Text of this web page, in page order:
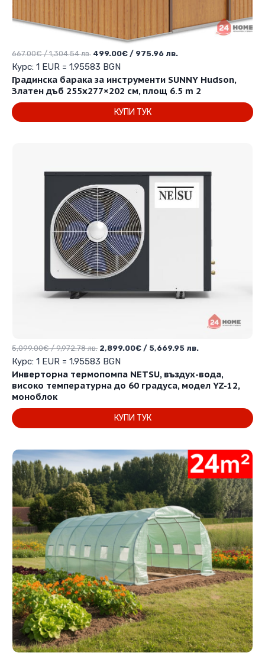
Градинска барака за инструменти SUNNY Hudson,
Златен дъб 255х277×202 см, площ 6.5 m 2
667.00€/ 1,304.54 лв. Original
price
was:
667.00€
/
1,304.54 лв..
499.00€ / 975.96 лв.Текущата
е:
499.00€
/
Курс: 1 EUR = 1.95583 BGN
КУПИ ТУК
Инверторна термопомпа NETSU, въздух-вода,
високо температурна до 60 градуса, модел YZ-12,
моноблок
5,099.00€/ 9,972.78 лв. Original
price
was:
5,099.00€
9,972.78 лв..
2,899.00€ / 5,669.95 лв.Текущата
е:
2,899.00€
5,669.95 лв..
Курс: 1 EUR = 1.95583 BGN
КУПИ ТУК